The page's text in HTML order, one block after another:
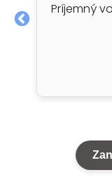
Príjemný